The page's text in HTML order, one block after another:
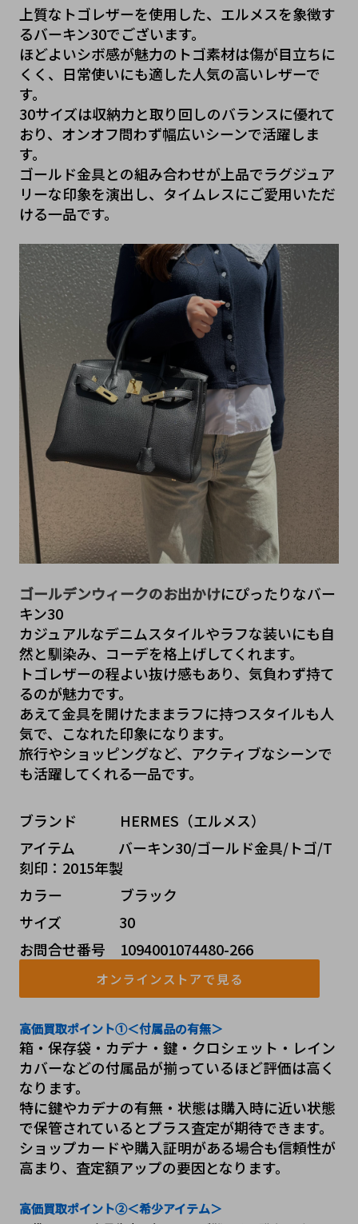
上質なトゴレザーを使用した、エルメスを象徴す
るバーキン30でございます。
ほどよいシボ感が魅力のトゴ素材は傷が目立ちに
くく、日常使いにも適した人気の高いレザーで
す。
30サイズは収納力と取り回しのバランスに優れて
おり、オンオフ問わず幅広いシーンで活躍しま
す。
ゴールド金具との組み合わせが上品でラグジュア
リーな印象を演出し、タイムレスにご愛用いただ
ける一品です。
ゴールデンウィークのお出かけにぴったりなバー
キン30
カジュアルなデニムスタイルやラフな装いにも自
然と馴染み、コーデを格上げしてくれます。
トゴレザーの程よい抜け感もあり、気負わず持て
るのが魅力です。
あえて金具を開けたままラフに持つスタイルも人
気で、こなれた印象になります。
旅行やショッピングなど、アクティブなシーンで
も活躍してくれる一品です。
ブランド   HERMES（エルメス）
アイテム   バーキン30/ゴールド金具/トゴ/T
刻印：2015年製
カラー    ブラック
サイズ    30
お問合せ番号 1094001074480-266
オンラインストアで見る
高価買取ポイント①＜付属品の有無＞
箱・保存袋・カデナ・鍵・クロシェット・レイン
カバーなどの付属品が揃っているほど評価は高く
なります。
特に鍵やカデナの有無・状態は購入時に近い状態
で保管されているとプラス査定が期待できます。
ショップカードや購入証明がある場合も信頼性が
高まり、査定額アップの要因となります。
高価買取ポイント②＜希少アイテム＞